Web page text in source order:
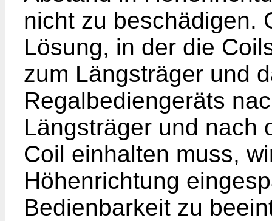
nicht zu beschädigen.
Lösung, in der die
zum Längsträger und
Regalbediengeräts
Längsträger und nach
Coil einhalten muss,
Höhenrichtung
Bedienbarkeit zu